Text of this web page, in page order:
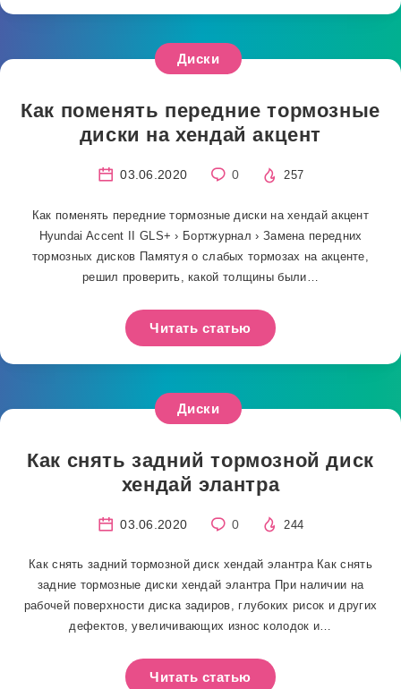
Диски
Как поменять передние тормозные
диски на хендай акцент
03.06.2020 0 257
Как поменять передние тормозные диски на хендай акцент
Hyundai Accent II GLS+ › Бортжурнал › Замена передних
тормозных дисков Памятуя о слабых тормозах на акценте,
решил проверить, какой толщины были…
Читать статью
Диски
Как снять задний тормозной диск
хендай элантра
03.06.2020 0 244
Как снять задний тормозной диск хендай элантра Как снять
задние тормозные диски хендай элантра При наличии на
рабочей поверхности диска задиров, глубоких рисок и других
дефектов, увеличивающих износ колодок и…
Читать статью